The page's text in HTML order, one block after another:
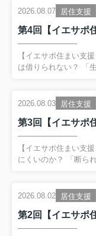
2026.08.07 居住支援
第4回【イエサポ
【イエサポ住まい支
は借りられない？ 「
理由だけではなく、
う大家さん側の不安
ります。 そのため、
わり、 「大家さんが
とが大切だとお伝え
常に多い、 「生活保
2026.08.03 居住支援
第3回【イエサポ
【イエサポ住まい支
にくいのか？ 「断ら
方を地域全体で支え
は、行政・福祉・医
話をしました。 今回
テーマの一つ、 「高
2026.08.02 居住支援
第2回【イエサポ